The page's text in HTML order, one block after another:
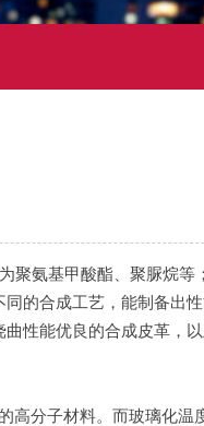
聚氨基甲酸酯、聚脲烷等
的合成工艺，能制备出
性能优良的合成皮革，
高分子材料。而玻璃化温